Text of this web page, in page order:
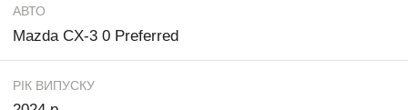
АВТО
Mazda CX-3 0 Preferred
РІК ВИПУСКУ